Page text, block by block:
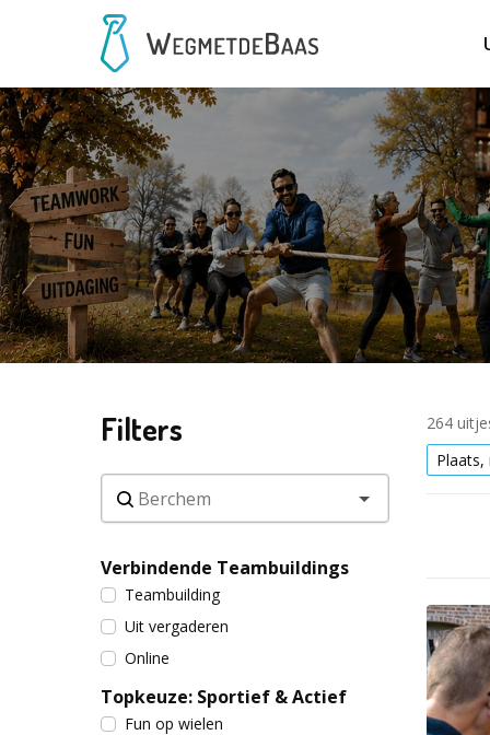
Filters
Verbindende Teambuildings
Teambuilding
Uit vergaderen
Online
Topkeuze: Sportief & Actief
Fun op wielen
264